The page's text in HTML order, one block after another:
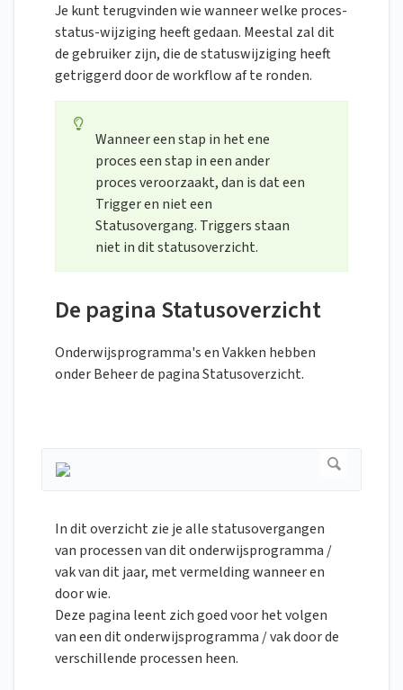
Je kunt terugvinden wie wanneer welke proces-
status-wijziging heeft gedaan. Meestal zal dit
de gebruiker zijn, die de statuswijziging heeft
getriggerd door de workflow af te ronden.
Wanneer een stap in het ene
proces een stap in een ander
proces veroorzaakt, dan is dat een
Trigger en niet een
Statusovergang. Triggers staan
niet in dit statusoverzicht.
De pagina Statusoverzicht
Onderwijsprogramma's en Vakken hebben
onder Beheer de pagina Statusoverzicht.
In dit overzicht zie je alle statusovergangen
van processen van dit onderwijsprogramma /
vak van dit jaar, met vermelding wanneer en
door wie.
Deze pagina leent zich goed voor het volgen
van een dit onderwijsprogramma / vak door de
verschillende processen heen.